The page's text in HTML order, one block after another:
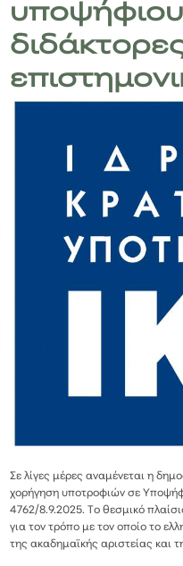
Σε λίγες μέρες αναμένεται η
χορήγηση υποτροφιών σε
4762/8.9.2025. Το θεσμικό
για τον τρόπο με τον οποίο το
της ακαδημαϊκής αριστείας και